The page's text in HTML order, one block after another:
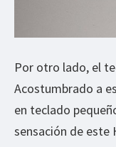
Por otro lado, el
Acostumbrado a
en teclado
sensación de este